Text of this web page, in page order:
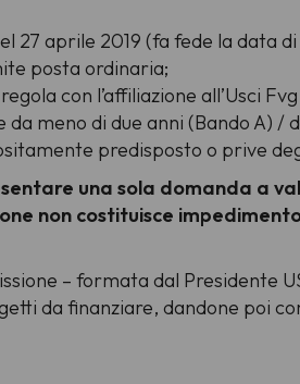
aprile 2019 (fa fede la data di
posta ordinaria;
con l’affiliazione all’Usci
meno di due anni (Bando A) /
predisposto o prive
una sola domanda a
non costituisce
– formata dal Presidente
da finanziare, dandone poi